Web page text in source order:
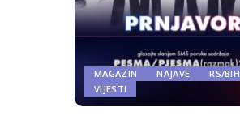
MAGAZIN NAJAVE
RS/BIH
VIJESTI